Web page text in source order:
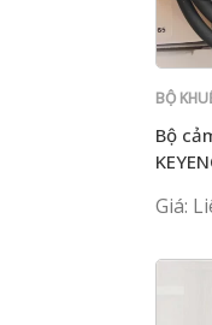
BỘ
Bộ
Giá: